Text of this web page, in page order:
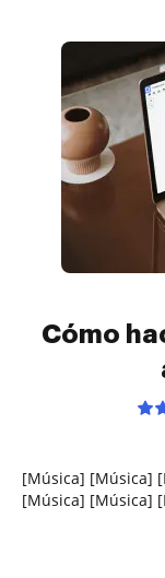
Cómo
[Música] [Música]
[Música] [Música]